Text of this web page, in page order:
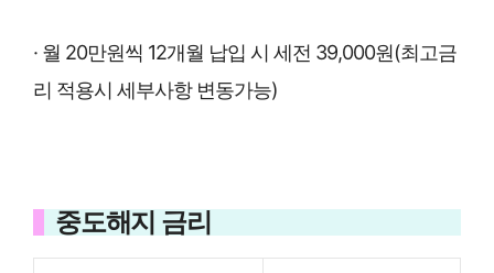
· 월 20만원씩 12개월 납입 시 세전 39,000원(최고금
리 적용시 세부사항 변동가능)
중도해지 금리